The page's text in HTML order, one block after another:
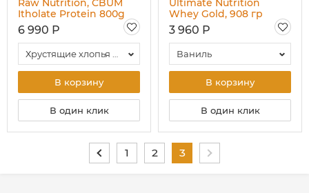
Raw Nutrition, CBUM
Itholate Protein 800g
6 990 Р
В корзину
В один клик
Ultimate Nutrition
Whey Gold, 908 гр
3 960 Р
Ваниль
В корзину
В один клик
1 2 3